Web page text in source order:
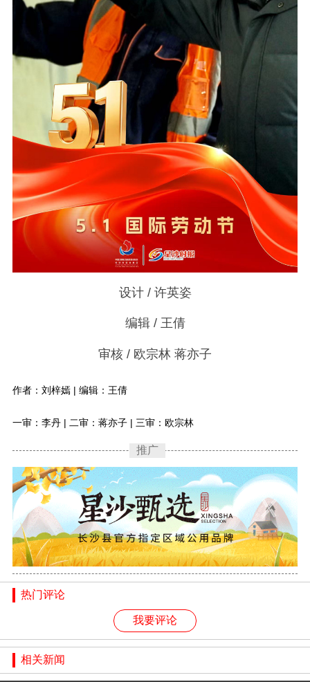
设计 / 许英姿
编辑 / 王倩
审核 / 欧宗林 蒋亦子
作者：刘梓嫣 | 编辑：王倩
一审：李丹 | 二审：蒋亦子 | 三审：欧宗林
推广
热门评论
我要评论
相关新闻